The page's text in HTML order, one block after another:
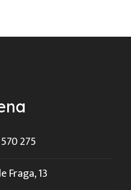
275
Fraga, 13